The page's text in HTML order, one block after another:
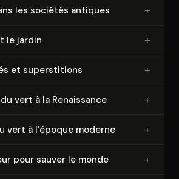
les sociétés antiques +
le jardin +
et su­per­sti­tions +
vert à la Renaissance +
vert à l’époque moderne +
pour sauver le monde +